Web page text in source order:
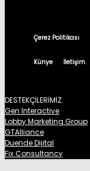
Çerez Politikası
Künye İletişim
DESTEKÇİLERİMİZ
Gen Interactive
Lobby Marketing Group
GTAlliance
Duende Dijital
Fix Consultancy